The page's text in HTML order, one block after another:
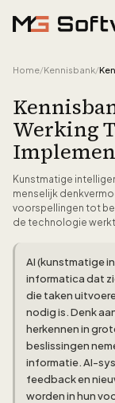
Home/Kennisbank/
Werking
Kunstmatige
menselijk
voorspellingen tot
de technologie
AI (kunstmatige
informatica dat
die taken
nodig is. Denk
herkennen in
beslissingen
informatie. AI-
feedback en
worden in hun